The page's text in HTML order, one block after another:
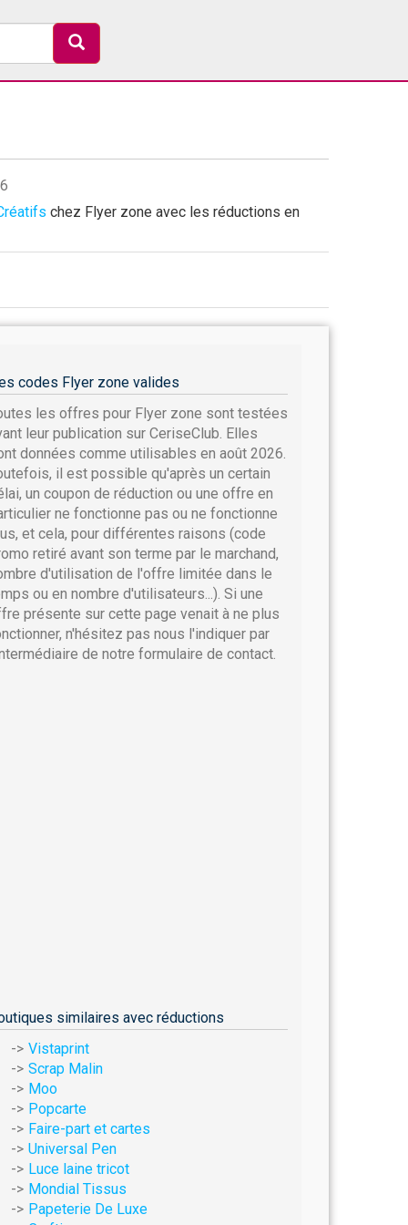
chez Flyer zone avec les réductions en
codes Flyer zone valides
les offres pour Flyer zone sont testées
leur publication sur CeriseClub. Elles
données comme utilisables en août 2026.
il est possible qu'après un certain
un coupon de réduction ou une offre en
ne fonctionne pas ou ne fonctionne
et cela, pour différentes raisons (code
retiré avant son terme par le marchand,
d'utilisation de l'offre limitée dans le
ou en nombre d'utilisateurs...). Si une
présente sur cette page venait à ne plus
n'hésitez pas nous l'indiquer par
de notre formulaire de contact.
similaires avec réductions
Vistaprint
Scrap Malin
Moo
Popcarte
Faire-part et cartes
Universal Pen
Luce laine tricot
Mondial Tissus
Papeterie De Luxe